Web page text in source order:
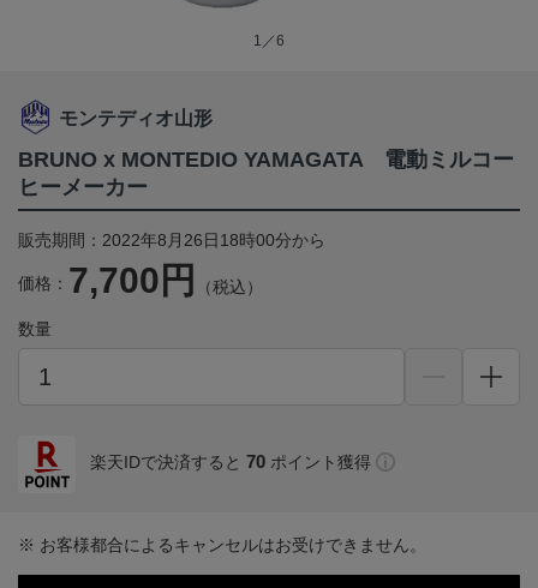
1／6
モンテディオ山形
BRUNO x MONTEDIO YAMAGATA 電動ミルコー
ヒーメーカー
販売期間：2022年8月26日18時00分から
価格： 7,700円 （税込）
数量
楽天IDで決済すると 70 ポイント獲得
※ お客様都合によるキャンセルはお受けできません。